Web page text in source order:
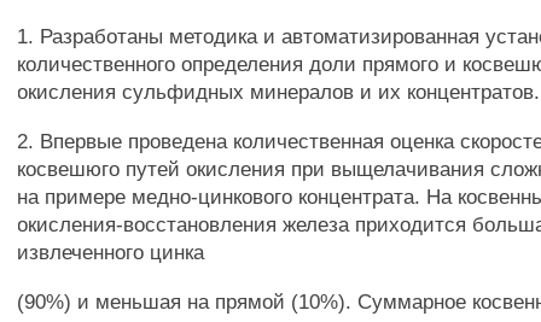
1. Разработаны методика и автоматизированная
количественного определения доли прямого и
окисления сульфидных минералов и их концентратов.
2. Впервые проведена количественная оценка
косвешюго путей окисления при выщелачивания
на примере медно-цинкового концентрата. На
окисления-восстановления железа приходится
извлеченного цинка
(90%) и меньшая на прямой (10%). Суммарное